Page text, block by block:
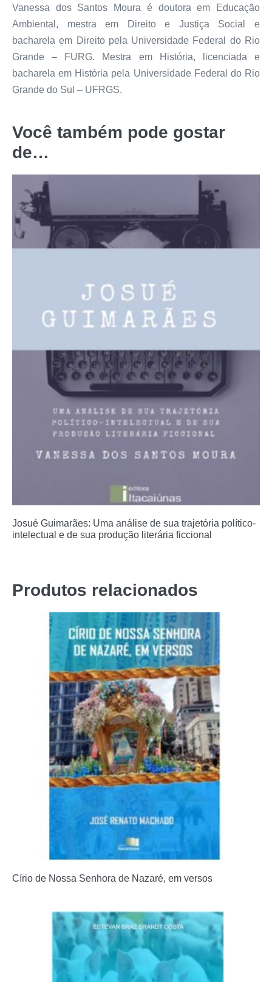
Vanessa dos Santos Moura é doutora em Educação
Ambiental, mestra em Direito e Justiça Social e
bacharela em Direito pela Universidade Federal do Rio
Grande – FURG. Mestra em História, licenciada e
bacharela em História pela Universidade Federal do Rio
Grande do Sul – UFRGS.
Você também pode gostar
de…
Josué Guimarães: Uma análise de sua trajetória político-
intelectual e de sua produção literária ficcional
Produtos relacionados
Círio de Nossa Senhora de Nazaré, em versos